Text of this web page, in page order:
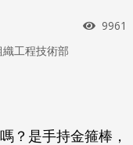
瀏覽
9961
工程技術部
？是手持金箍棒，